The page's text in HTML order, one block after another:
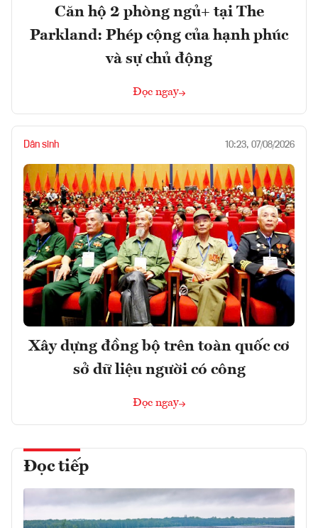
Căn hộ 2 phòng ngủ+ tại The
Parkland: Phép cộng của hạnh phúc
và sự chủ động
Đọc ngay
Dân sinh 10:23, 07/08/2026
Xây dựng đồng bộ trên toàn quốc cơ
sở dữ liệu người có công
Đọc ngay
Đọc tiếp